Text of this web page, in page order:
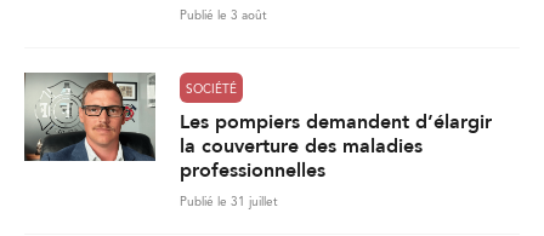
Publié le 3 août
SOCIÉTÉ
Les pompiers demandent d’élargir
la couverture des maladies
professionnelles
Publié le 31 juillet